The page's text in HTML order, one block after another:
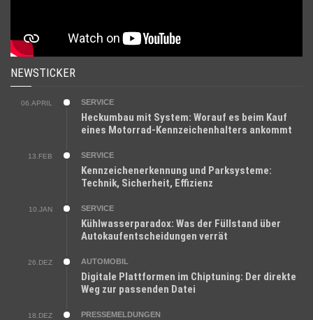
NEWSTICKER
06.APRIL SERVICE
Heckumbau mit System: Worauf es beim Kauf
eines Motorrad-Kennzeichenhalters ankommt
13.FEB SERVICE
Kennzeichenerkennung und Parksysteme:
Technik, Sicherheit, Effizienz
10.JAN SERVICE
Kühlwasserparadox: Was der Füllstand über
Autokaufentscheidungen verrät
26.DEZ AUTOMOBIL
Digitale Plattformen im Chiptuning: Der direkte
Weg zur passenden Datei
18.DEZ
PRESSEMELDUNGEN